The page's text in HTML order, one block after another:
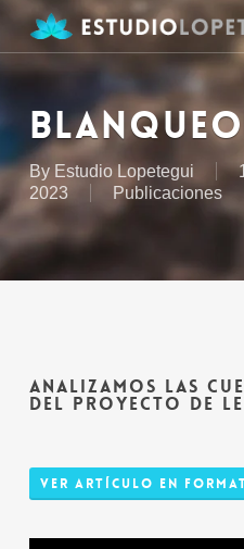
main
content
By Estudio Lopetegui
2023
Publicaciones
ANALIZAMOS LAS
DEL PROYECTO DE
Ver Artículo en